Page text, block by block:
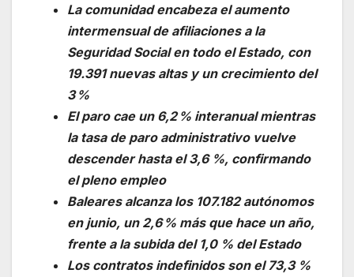
La comunidad encabeza el aumento
intermensual de afiliaciones a la
Seguridad Social en todo el Estado, con
19.391 nuevas altas y un crecimiento del
3 %
El paro cae un 6,2 % interanual mientras
la tasa de paro administrativo vuelve
descender hasta el 3,6 %, confirmando
el pleno empleo
Baleares alcanza los 107.182 autónomos
en junio, un 2,6 % más que hace un año,
frente a la subida del 1,0 % del Estado
Los contratos indefinidos son el 73,3 %